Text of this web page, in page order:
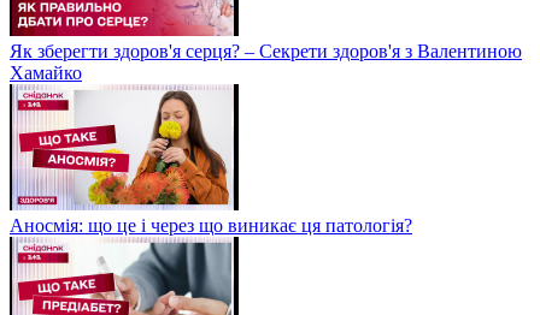
Як зберегти здоров'я серця? – Секрети здоров'я з Валентиною
Хамайко
Аносмія: що це і через що виникає ця патологія?